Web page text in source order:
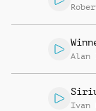
Alan
Ivan